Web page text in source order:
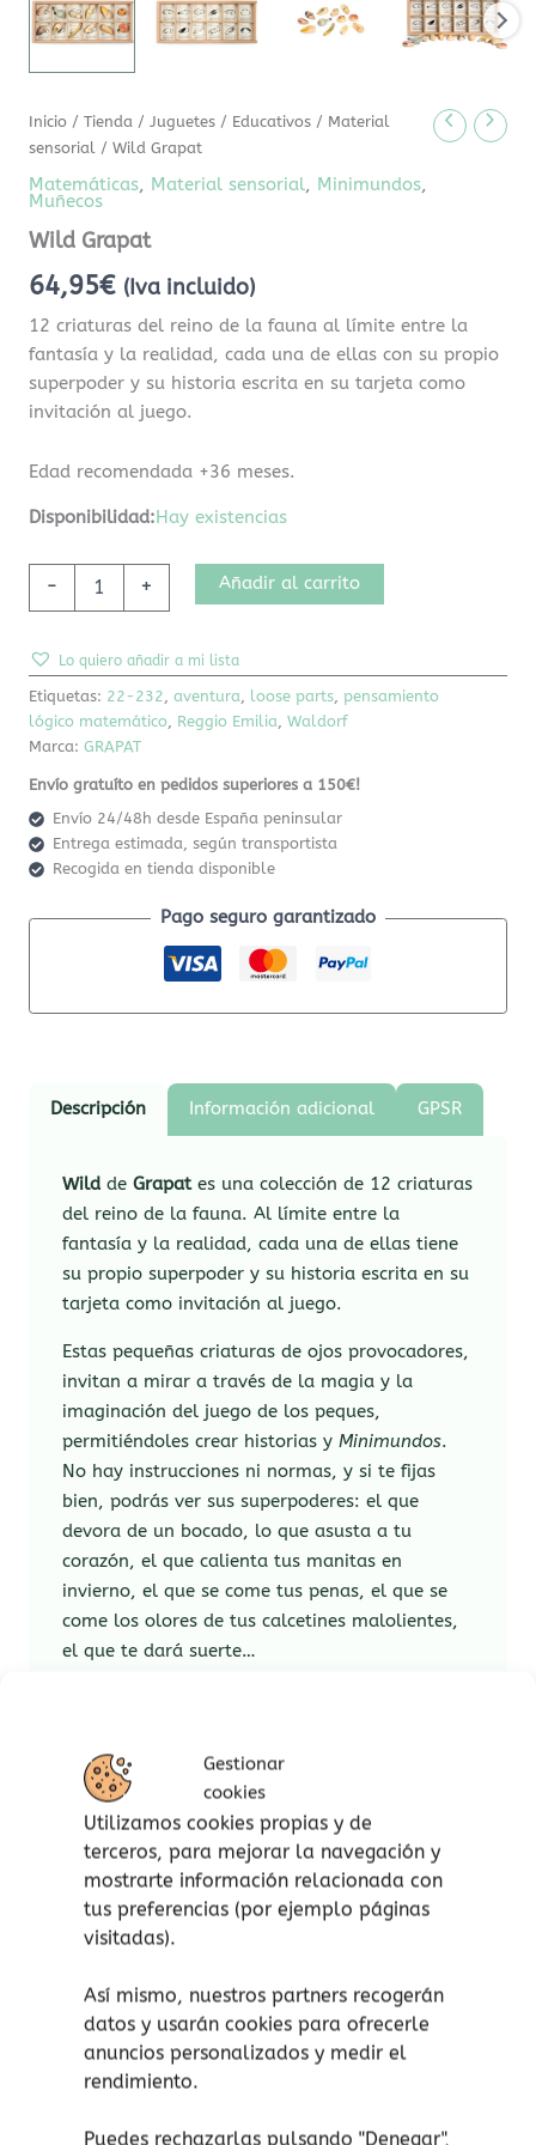
Gestionar
cookies
Utilizamos cookies propias y de
terceros, para mejorar la navegación y
mostrarte información relacionada con
tus preferencias (por ejemplo páginas
visitadas).
Así mismo, nuestros partners recogerán
datos y usarán cookies para ofrecerle
anuncios personalizados y medir el
rendimiento.
Puedes rechazarlas pulsando "Denegar",
Inicio /Tienda /Juguetes / Educativos / Material
sensorial / Wild Grapat
Matemáticas, Material sensorial, Minimundos,
Muñecos
Wild Grapat
64,95€ (Iva incluido)
12 criaturas del reino de la fauna al límite entre la
fantasía y la realidad, cada una de ellas con su propio
superpoder y su historia escrita en su tarjeta como
invitación al juego.
Edad recomendada +36 meses.
Disponibilidad:Hay existencias
- + Añadir al carrito
Lo quiero añadir a mi lista
Etiquetas: 22-232,aventura, loose parts,pensamiento
lógico matemático, Reggio Emilia,Waldorf
Marca:GRAPAT
Envío gratuíto en pedidos superiores a 150€!
Envío 24/48h desde España peninsular
Entrega estimada, según transportista
Recogida en tienda disponible
Pago seguro garantizado
Descripción Información adicional GPSR
WilddeGrapates una colección de 12 criaturas
del reino de la fauna. Al límite entre la
fantasía y la realidad, cada una de ellas tiene
su propio superpoder y su historia escrita en su
tarjeta como invitación al juego.
Estas pequeñas criaturas de ojos provocadores,
invitan a mirar a través de la magia y la
imaginación del juego de los peques,
permitiéndoles crear historias yMinimundos.
No hay instrucciones ni normas, y si te fijas
bien, podrás ver sus superpoderes: el que
devora de un bocado, lo que asusta a tu
corazón, el que calienta tus manitas en
invierno, el que se come tus penas, el que se
come los olores de tus calcetines malolientes,
el que te dará suerte…
completamente en madera y pintadas a mano.
Vienen en una bandeja de clasificación que está
incluida para almacenamiento y recolección.
Pero puede convertirse en un complemento
abierto.
mano con amor. Casi todos los materiales son
de origen local y están sujetos a la naturaleza,
lo que hace que cada pieza sea única.